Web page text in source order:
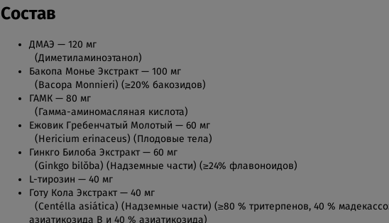
Состав
ДМАЭ — 120 мг
(Диметиламиноэтанол)
Бакопа Монье Экстракт — 100 мг
(Bacopa Monnieri) (≥20% бакозидов)
ГАМК — 80 мг
(Гамма-аминомасляная кислота)
Ежовик Гребенчатый Молотый — 60 мг
(Hericium erinaceus) (Плодовые тела)
Гинкго Билоба Экстракт — 60 мг
(Ginkgo bilŏba) (Надземные части) (≥24% флавоноидов)
L-тирозин — 40 мг
Готу Кола Экстракт — 40 мг
(Centélla asiática) (Надземные части) (≥80 % тритерпенов, 40 %
азиатикозида B и 40 % азиатикозида)